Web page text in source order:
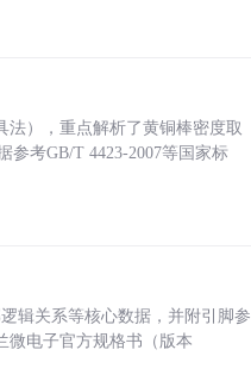
），重点解析了黄铜棒密度取
参考GB/T 4423-2007等国家标
辑关系等核心数据，并附引脚参
微电子官方规格书（版本